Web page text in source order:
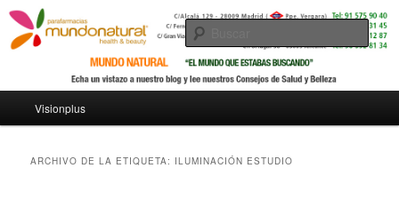
Ir al contenido principal
Ir al contenido secundario
Visionplus
ARCHIVO DE LA ETIQUETA: ILUMINACIÓN ESTUDIO